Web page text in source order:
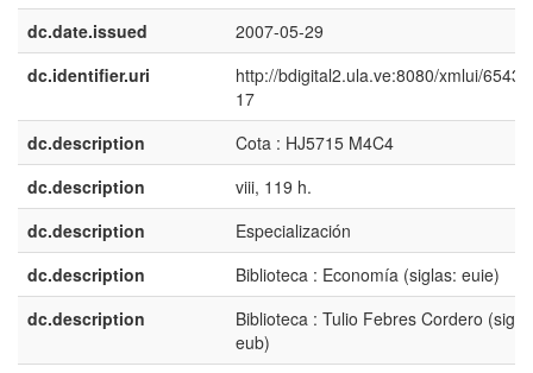
dc.date.issued
2007-05-29
dc.identifier.uri
http://bdigital2.ula.ve:8080/xmlui/
17
dc.description
Cota : HJ5715 M4C4
dc.description
viii, 119 h.
dc.description
Especialización
dc.description
Biblioteca : Economía (siglas: euie)
dc.description
Biblioteca : Tulio Febres Cordero
eub)